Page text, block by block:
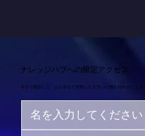
ナレッジハブへの限定アクセス
今すぐ購読して、より幸せで充実した人生への旅を始めましょう！